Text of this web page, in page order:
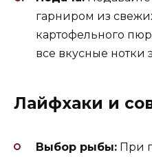
гарниром из
картофельного
все вкусные нотки
Лайфхаки и
Выбор рыбы: При